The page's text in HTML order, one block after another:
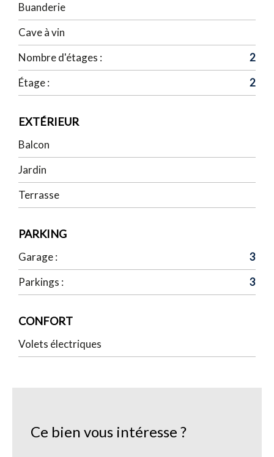
Buanderie
Cave à vin
Nombre d'étages :
2
Étage :
2
EXTÉRIEUR
Balcon
Jardin
Terrasse
PARKING
Garage :
3
Parkings :
3
CONFORT
Volets électriques
Ce bien vous intéresse ?